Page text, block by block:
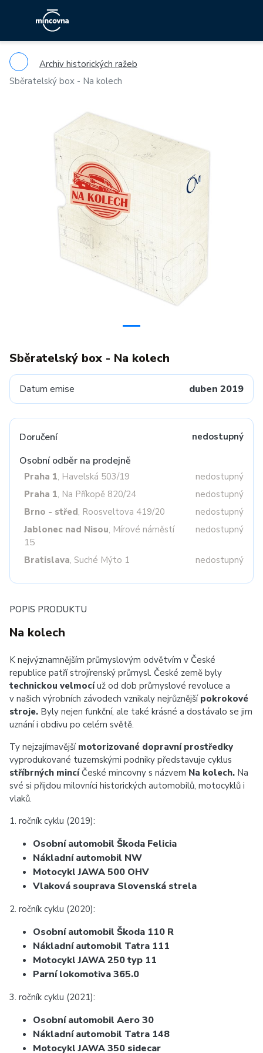
Archiv historických ražeb
Sběratelský box - Na kolech
Sběratelský box - Na kolech
Datum emise duben 2019
Doručení nedostupný
Osobní odběr na prodejně
Praha 1, Havelská 503/19
nedostupný
Praha 1, Na Příkopě 820/24
nedostupný
Brno - střed, Roosveltova 419/20
nedostupný
Jablonec nad Nisou, Mírové náměstí
15
nedostupný
Bratislava, Suché Mýto 1 nedostupný
POPIS PRODUKTU
Na kolech
K nejvýznamnějším průmyslovým odvětvím v České
republice patří strojírenský průmysl. České země byly
technickou velmocíuž od dob průmyslové revoluce a
v našich výrobních závodech vznikaly nejrůznější pokrokové
stroje. Byly nejen funkční, ale také krásné a dostávalo se jim
uznání i obdivu po celém světě.
Ty nejzajímavější motorizované dopravní prostředky
vyprodukované tuzemskými podniky představuje cyklus
stříbrných mincíČeské mincovny s názvem Na kolech. Na
své si přijdou milovníci historických automobilů, motocyklů i
vlaků.
1. ročník cyklu (2019):
Osobní automobil Škoda Felicia
Nákladní automobil NW
Motocykl JAWA 500 OHV
Vlaková souprava Slovenská strela
2. ročník cyklu (2020):
Osobní automobil Škoda 110 R
Nákladní automobil Tatra 111
Motocykl JAWA 250 typ 11
Parní lokomotiva 365.0
3. ročník cyklu (2021):
Osobní automobil Aero 30
Nákladní automobil Tatra 148
Motocykl JAWA 350 sidecar